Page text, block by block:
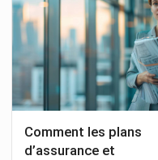
Comment les plans
d’assurance et